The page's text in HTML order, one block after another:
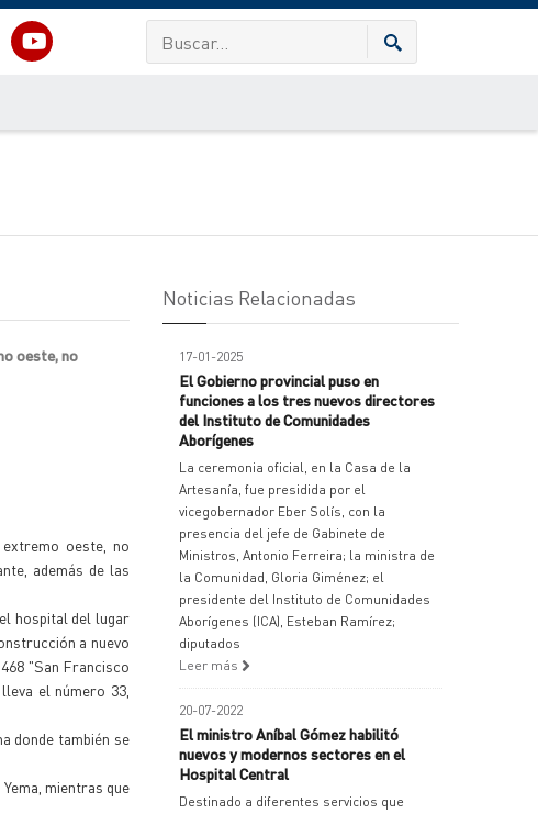
oeste, no
oeste, no
además de las
hospital del lugar
a nuevo
"San Francisco
el número 33,
donde también se
mientras que
Noticias Relacionadas
17-01-2025
El Gobierno provincial puso en
funciones a los tres nuevos directores
del Instituto de Comunidades
Aborígenes
La ceremonia oficial, en la Casa de la
Artesanía, fue presidida por el
vicegobernador Eber Solís, con la
presencia del jefe de Gabinete de
Ministros, Antonio Ferreira; la ministra de
la Comunidad, Gloria Giménez; el
presidente del Instituto de Comunidades
Aborígenes (ICA), Esteban Ramírez;
diputados
Leer más
20-07-2022
El ministro Aníbal Gómez habilitó
nuevos y modernos sectores en el
Hospital Central
Destinado a diferentes servicios que